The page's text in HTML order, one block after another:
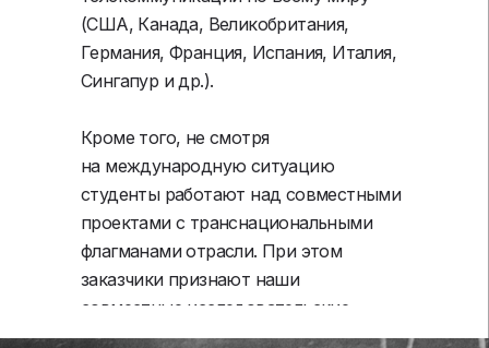
(США, Канада, Великобритания,
Германия, Франция, Испания, Италия,
Сингапур и др.).
Кроме того, не смотря
на международную ситуацию
студенты работают над совместными
проектами с транснациональными
флагманами отрасли. При этом
заказчики признают наши
совместные исследовательские
проекты лучшими.